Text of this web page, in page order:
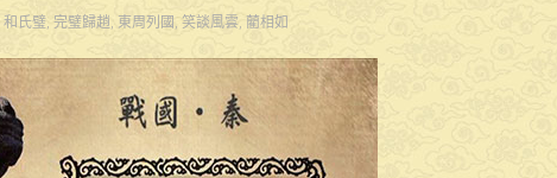
和氏璧, 完璧歸趙, 東周列國 , 笑談風雲, 藺相如